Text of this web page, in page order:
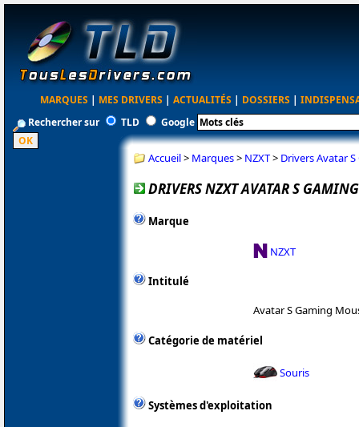
MARQUES | MES DRIVERS | ACTUALITÉS | DOSSIERS |
Rechercher sur
TLD Google
Accueil> Marques> NZXT> Drivers Avatar
DRIVERS NZXT AVATAR S
Marque
NZXT
Intitulé
Avatar S Gaming
Catégorie de matériel
Souris
Systèmes d'exploitation